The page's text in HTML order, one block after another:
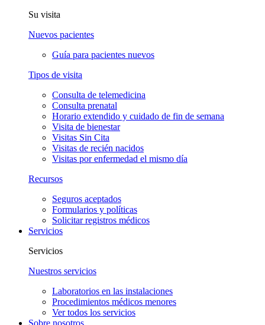
Su visita
Nuevos pacientes
Guía para pacientes nuevos
Tipos de visita
Consulta de telemedicina
Consulta prenatal
Horario extendido y cuidado de fin de semana
Visita de bienestar
Visitas Sin Cita
Visitas de recién nacidos
Visitas por enfermedad el mismo día
Recursos
Seguros aceptados
Formularios y políticas
Solicitar registros médicos
Servicios
Servicios
Nuestros servicios
Laboratorios en las instalaciones
Procedimientos médicos menores
Ver todos los servicios
Sobre nosotros